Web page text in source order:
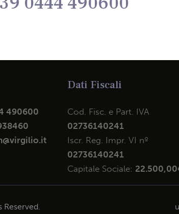
490600
Dati Fiscali
Cod. Fisc. e Part. IVA
02736140241
Iscr. Reg. Impr. VI nº
02736140241
Capitale Sociale:
Reserved.